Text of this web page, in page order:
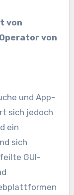
von
von
und App-
sich jedoch
ein
sich
GUI-